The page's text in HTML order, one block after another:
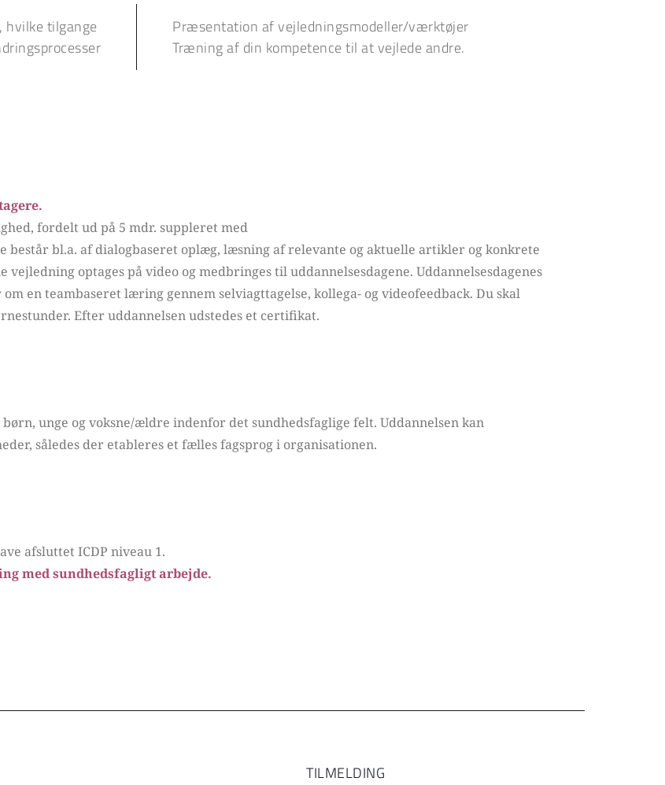
hvilke tilgange
Præsentation af vejledningsmodeller/værktøjer
Træning af din kompetence til at vejlede andre.
fordelt ud på 5 mdr. suppleret med
bl.a. af dialogbaseret oplæg, læsning af relevante og aktuelle artikler og konkrete
optages på video og medbringes til uddannelsesdagene. Uddannelsesdagenes
en teambaseret læring gennem selviagttagelse, kollega- og videofeedback. Du skal
Efter uddannelsen udstedes et certifikat.
unge og voksne/ældre indenfor det sundhedsfaglige felt. Uddannelsen kan
således der etableres et fælles fagsprog i organisationen.
afsluttet ICDP niveau 1.
med sundhedsfagligt arbejde.
TILMELDING